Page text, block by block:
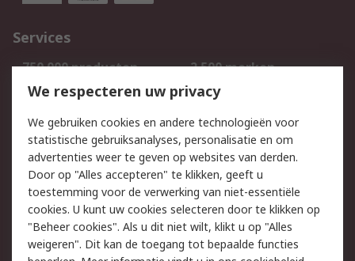
Services
750.000 producten
2.500 merken
Bestellen
Inkoopoplossingen
Track & Trace
Wettelijk
Cookiebeleid
Email veiligheid
Privacybeleid
Websitevoorwaarden
Algemene
We respecteren uw privacy
We gebruiken cookies en andere technologieën voor
statistische gebruiksanalyses, personalisatie en om
advertenties weer te geven op websites van derden.
Door op "Alles accepteren" te klikken, geeft u
toestemming voor de verwerking van niet-essentiële
cookies. U kunt uw cookies selecteren door te klikken op
"Beheer cookies". Als u dit niet wilt, klikt u op "Alles
weigeren". Dit kan de toegang tot bepaalde functies